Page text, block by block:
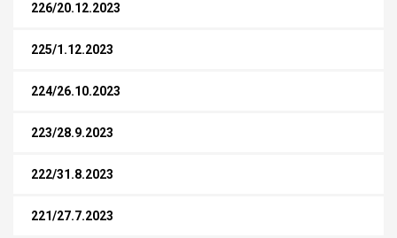
226/20.12.2023
225/1.12.2023
224/26.10.2023
223/28.9.2023
222/31.8.2023
221/27.7.2023